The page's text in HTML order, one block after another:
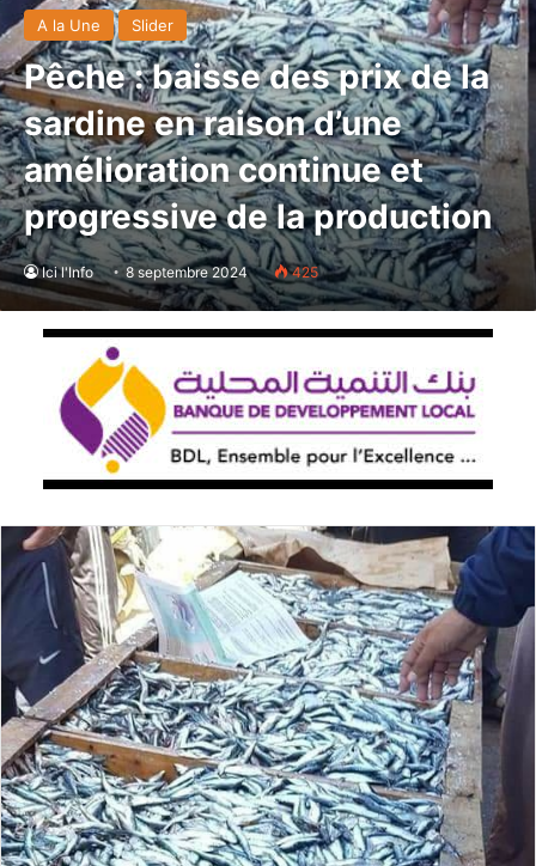
A la Une Slider
Pêche : baisse des prix de la
sardine en raison d’une
amélioration continue et
progressive de la production
Ici l'Info 8 septembre 2024 425